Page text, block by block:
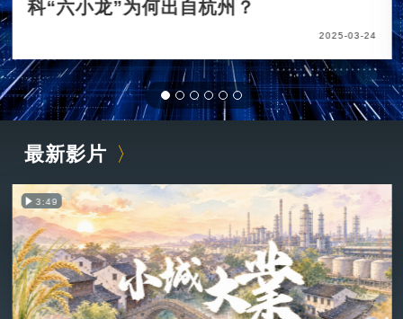
科“六小龙”为何出自杭州？
2025-03-24
最新影片
3:49